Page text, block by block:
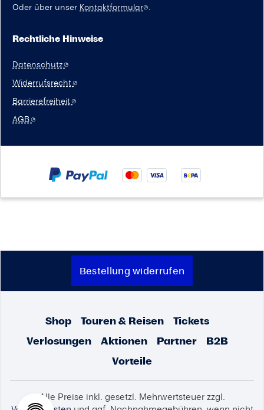
Oder über unser Kontaktformular .
Rechtliche Hinweise
Datenschutz
Widerrufsrecht
Barrierefreiheit
AGB
Bestellung widerrufen
Shop Touren & Reisen
Tickets
Verlosungen
Aktionen Partner
B2B
Vorteile
Alle Preise inkl. gesetzl. Mehrwertsteuer zzgl.